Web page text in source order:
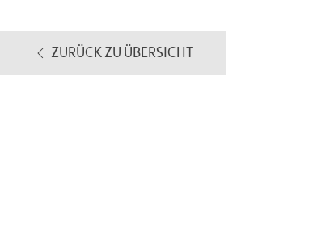
ZURÜCK ZU ÜBERSICHT